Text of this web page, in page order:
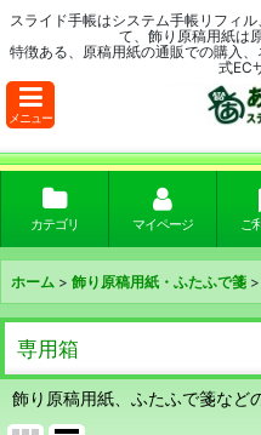
スライド手帳はシステム手帳リフィ
て、飾り原稿用紙は
特徴ある、原稿用紙の通販での購入
式EC
メニュー
カテゴリ マイページ ご
ホーム > 飾り原稿用紙・ふたふで箋 >
専用箱
飾り原稿用紙、ふたふで箋など